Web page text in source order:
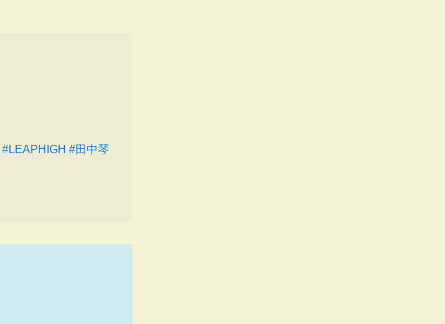
#LEAPHIGH #田中琴